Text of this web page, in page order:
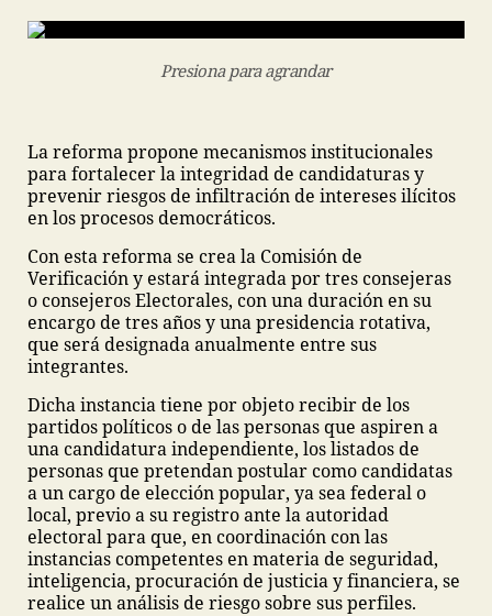
Presiona para agrandar
La reforma propone mecanismos institucionales
para fortalecer la integridad de candidaturas y
prevenir riesgos de infiltración de intereses ilícitos
en los procesos democráticos.
Con esta reforma se crea la Comisión de
Verificación y estará integrada por tres consejeras
o consejeros Electorales, con una duración en su
encargo de tres años y una presidencia rotativa,
que será designada anualmente entre sus
integrantes.
Dicha instancia tiene por objeto recibir de los
partidos políticos o de las personas que aspiren a
una candidatura independiente, los listados de
personas que pretendan postular como candidatas
a un cargo de elección popular, ya sea federal o
local, previo a su registro ante la autoridad
electoral para que, en coordinación con las
instancias competentes en materia de seguridad,
inteligencia, procuración de justicia y financiera, se
realice un análisis de riesgo sobre sus perfiles.